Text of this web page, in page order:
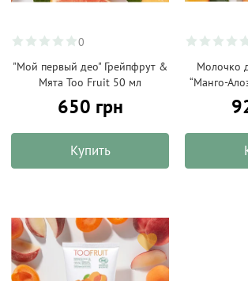
0
"Мой первый део" Грейпфрут &
Мята Too Fruit 50 мл
650 грн
Купить
Молочко
“Манго-